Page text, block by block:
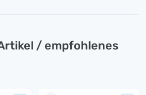
/ empfohlenes